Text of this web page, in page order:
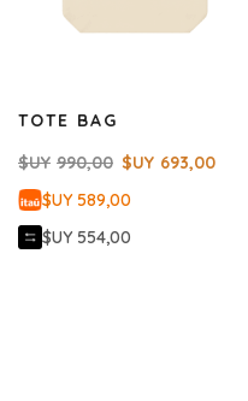
TOTE BAG
$UY 990,00 $UY 693,00
$UY 589,00
$UY 554,00